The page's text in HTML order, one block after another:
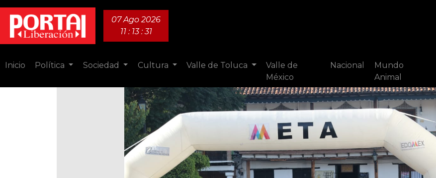
07 Ago 2026
11 : 13 : 33
Inicio Política Sociedad Cultura Valle de Toluca
Valle de
México
Nacional
Mundo
Animal